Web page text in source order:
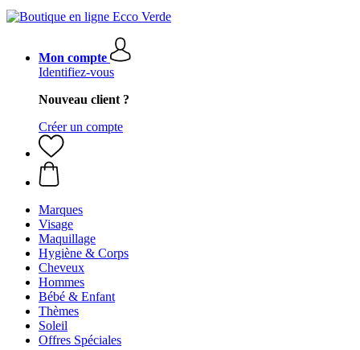
Mon compte
Identifiez-vous
Nouveau client ?
Créer un compte
Marques
Visage
Maquillage
Hygiène & Corps
Cheveux
Hommes
Bébé & Enfant
Thèmes
Soleil
Offres Spéciales